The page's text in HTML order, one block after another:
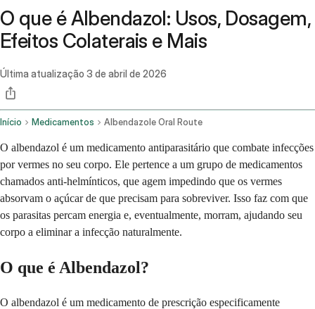
O que é Albendazol: Usos, Dosagem,
Efeitos Colaterais e Mais
Última atualização 3 de abril de 2026
Início Medicamentos Albendazole Oral Route
O albendazol é um medicamento antiparasitário que combate infecções
por vermes no seu corpo. Ele pertence a um grupo de medicamentos
chamados anti-helmínticos, que agem impedindo que os vermes
absorvam o açúcar de que precisam para sobreviver. Isso faz com que
os parasitas percam energia e, eventualmente, morram, ajudando seu
corpo a eliminar a infecção naturalmente.
O que é Albendazol?
O albendazol é um medicamento de prescrição especificamente